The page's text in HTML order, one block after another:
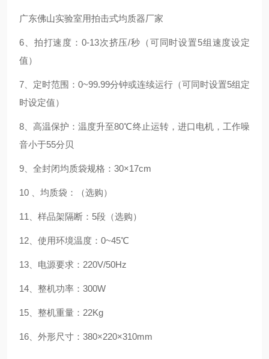
广东佛山实验室用拍击式均质器厂家
6、拍打速度：0-13次挤压/秒（可同时设置5组速度设定
值）
7、定时范围：0~99.99分钟或连续运行（可同时设置5组定
时设定值）
8、高温保护：温度升至80℃终止运转，进口电机，工作噪
音小于55分贝
9、全封闭均质袋规格：30×17cm
10 、均质袋：（选购）
11、样品架隔断：5段（选购）
12、使用环境温度：0~45℃
13、电源要求：220V/50Hz
14、整机功率：300W
15、整机重量：22Kg
16、外形尺寸：380×220×310mm